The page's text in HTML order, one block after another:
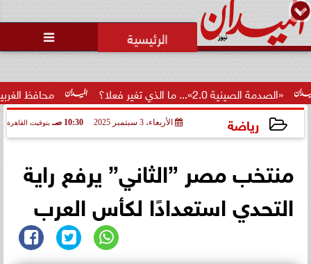

محافظ الغربية يكرم 100 من أوائل الجمهورية والمحافظة ويؤكد: الاستثمار... ما الذي تغير فعلا؟
رياضة الأربعاء، 3 سبتمبر 2025 10:30 صـ بتوقيت القاهرة
منتخب مصر ”الثاني” يرفع راية
التحدي استعدادًا لكأس العرب